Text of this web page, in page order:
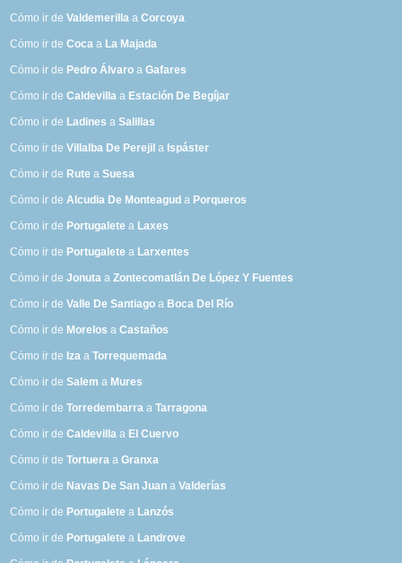
Cómo ir deValdemerilla aCorcoya
Cómo ir deCoca a La Majada
Cómo ir de Pedro Álvaro aGafares
Cómo ir deCaldevilla a Estación De Begíjar
Cómo ir de Ladines aSalillas
Cómo ir deVillalba De Perejil a Ispáster
Cómo ir de Rute aSuesa
Cómo ir deAlcudia De Monteagud a Porqueros
Cómo ir de Portugalete a Laxes
Cómo ir de Portugalete a Larxentes
Cómo ir deJonuta aZontecomatlán De López Y Fuentes
Cómo ir deValle De Santiago a Boca Del Río
Cómo ir de Morelos aCastaños
Cómo ir de Iza aTorrequemada
Cómo ir deSalem a Mures
Cómo ir deTorredembarra aTarragona
Cómo ir deCaldevilla a El Cuervo
Cómo ir deTortuera aGranxa
Cómo ir de Navas De San Juan aValderías
Cómo ir de Portugalete a Lanzós
Cómo ir de Portugalete a Landrove